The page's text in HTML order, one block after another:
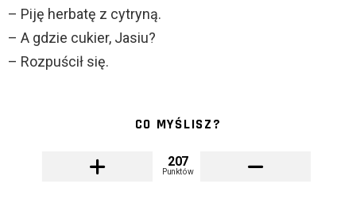
– Piję herbatę z cytryną.
– A gdzie cukier, Jasiu?
– Rozpuścił się.
CO MYŚLISZ?
207
Punktów